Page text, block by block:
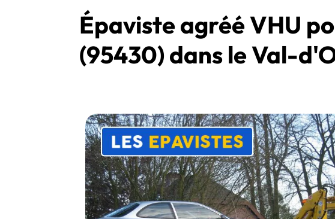
Épaviste agréé VHU
(95430) dans le Val-